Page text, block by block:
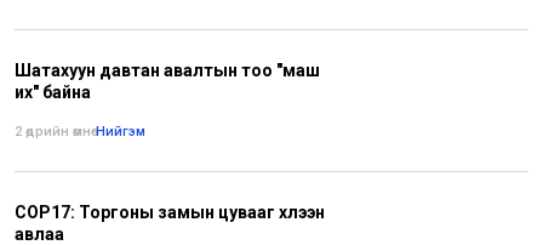
Шатахуун давтан авалтын тоо "маш
их" байна
2 өдрийн өмнө•Нийгэм
COP17: Торгоны замын цувааг хүлээн
авлаа